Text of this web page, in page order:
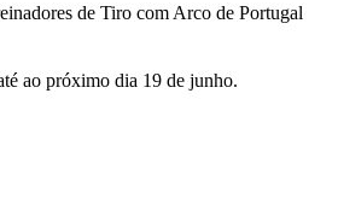
de Tiro com Arco de Portugal
ao próximo dia 19 de junho.